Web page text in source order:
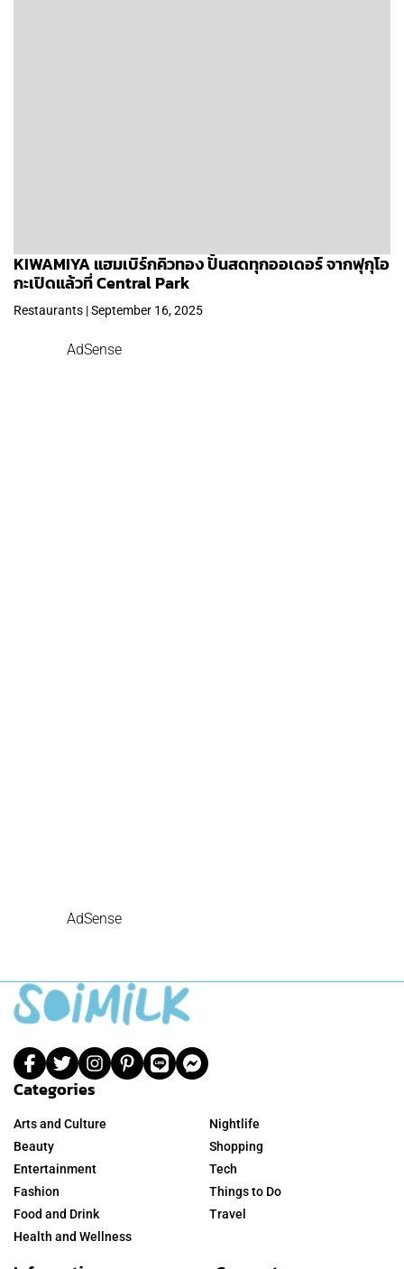
KIWAMIYA แฮมเบิร์กคิวทอง ปั้นสดทุกออเดอร์ จากฟุกุโอ
กะเปิดแล้วที่ Central Park
Restaurants | September 16, 2025
AdSense
AdSense
Categories
Arts and Culture
Beauty
Entertainment
Fashion
Food and Drink
Health and Wellness
Nightlife
Shopping
Tech
Things to Do
Travel